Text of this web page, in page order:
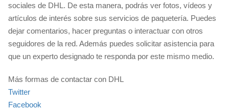
sociales de DHL. De esta manera, podrás ver fotos, vídeos y
artículos de interés sobre sus servicios de paquetería. Puedes
dejar comentarios, hacer preguntas o interactuar con otros
seguidores de la red. Además puedes solicitar asistencia para
que un experto designado te responda por este mismo medio.
Más formas de contactar con DHL
Twitter
Facebook